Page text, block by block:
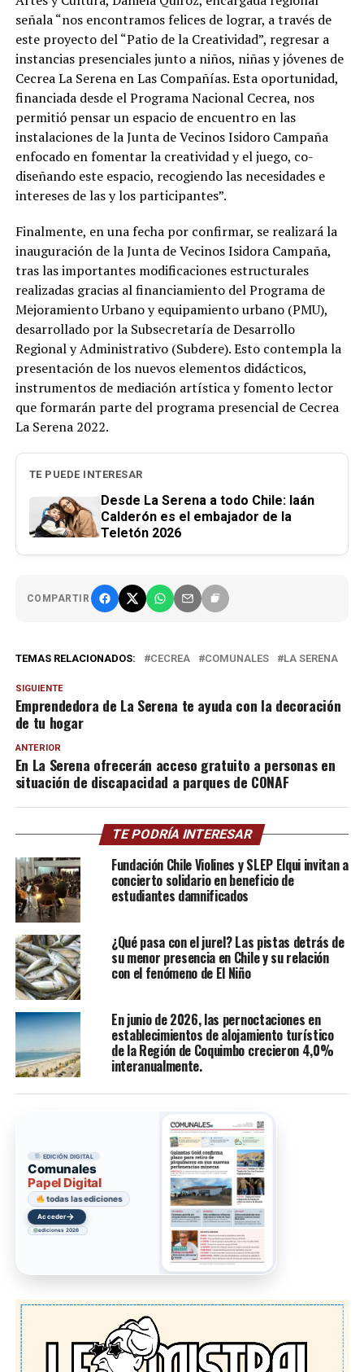
señala “nos encontramos felices de lograr, a través de
este proyecto del “Patio de la Creatividad”, regresar a
instancias presenciales junto a niños, niñas y jóvenes de
Cecrea La Serena en Las Compañías. Esta oportunidad,
financiada desde el Programa Nacional Cecrea, nos
permitió pensar un espacio de encuentro en las
instalaciones de la Junta de Vecinos Isidoro Campaña
enfocado en fomentar la creatividad y el juego, co-
diseñando este espacio, recogiendo las necesidades e
intereses de las y los participantes”.
Finalmente, en una fecha por confirmar, se realizará la
inauguración de la Junta de Vecinos Isidora Campaña,
tras las importantes modificaciones estructurales
realizadas gracias al financiamiento del Programa de
Mejoramiento Urbano y equipamiento urbano (PMU),
desarrollado por la Subsecretaría de Desarrollo
Regional y Administrativo (Subdere). Esto contempla la
presentación de los nuevos elementos didácticos,
instrumentos de mediación artística y fomento lector
que formarán parte del programa presencial de Cecrea
La Serena 2022.
TE PUEDE INTERESAR
Desde La Serena a todo Chile: Iaán
Calderón es el embajador de la
Teletón 2026
COMPARTIR
TEMAS RELACIONADOS: CECREA COMUNALES LA SERENA
SIGUIENTE
Emprendedora de La Serena te ayuda con la decoración
de tu hogar
ANTERIOR
En La Serena ofrecerán acceso gratuito a personas en
situación de discapacidad a parques de CONAF
TE PODRÍA INTERESAR
Fundación Chile Violines y SLEP Elqui invitan a
concierto solidario en beneficio de
estudiantes damnificados
¿Qué pasa con el jurel? Las pistas detrás de
su menor presencia en Chile y su relación
con el fenómeno de El Niño
En junio de 2026, las pernoctaciones en
establecimientos de alojamiento turístico
de la Región de Coquimbo crecieron 4,0%
interanualmente.
EDICIÓN DIGITAL
Comunales
Papel Digital
todas las ediciones
Acceder→
ediciones 2026